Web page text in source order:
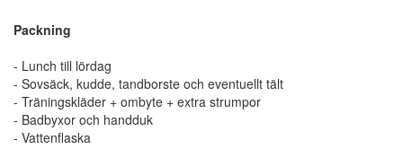
Packning
- Lunch till lördag
- Sovsäck, kudde, tandborste och eventuellt tält
- Träningskläder + ombyte + extra strumpor
- Badbyxor och handduk
- Vattenflaska